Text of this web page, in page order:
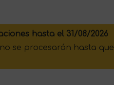
hasta el 31/08/2026
se procesarán hasta que